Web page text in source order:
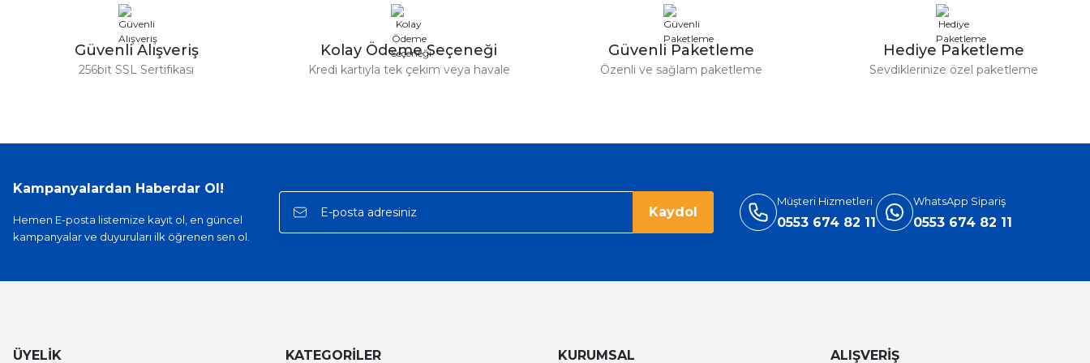
Ürün fiyatı diğer sitelerden daha pahalı.
Bu ürüne benzer farklı alternatifler olmalı.
Gönder
Güvenli Alışveriş
256bit SSL Sertifikası
Kolay Ödeme Seçeneği
Kredi kartıyla tek çekim veya havale
Güvenli Paketleme
Özenli ve sağlam paketleme
Hediye Paketleme
Sevdiklerinize özel paketleme
Kampanyalardan Haberdar Ol!
Hemen E-posta listemize kayıt ol, en güncel
kampanyalar ve duyuruları ilk öğrenen sen ol.
Kaydol
Müşteri Hizmetleri
0553 674 82 11
WhatsApp Sipariş
0553 674 82 11
ÜYELİK KATEGORİLER KURUMSAL ALIŞVERİŞ